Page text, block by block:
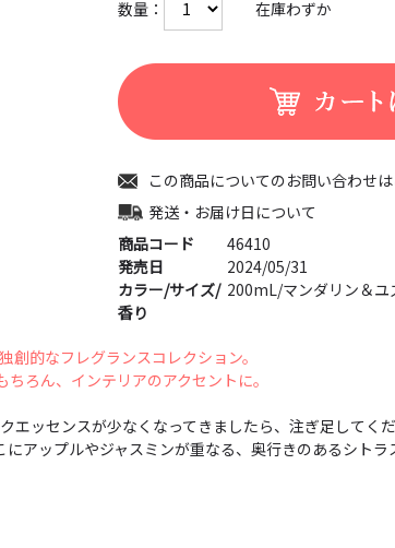
この商品についてのお問い合わせ
発送・お届け日について
数量： 在庫わずか
商品コード
46410
発売日
2024/05/31
カラー/サイズ/
香り
200mL/マンダリン＆ユ
創的なフレグランスコレクション。
ろん、インテリアのアクセントに。
エッセンスが少なくなってきましたら、注ぎ足してくだ
アップルやジャスミンが重なる、奥行きのあるシトラ